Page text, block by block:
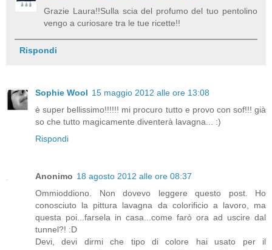
Grazie Laura!!Sulla scia del profumo del tuo pentolino
vengo a curiosare tra le tue ricette!!
Rispondi
Sophie Wool 15 maggio 2012 alle ore 13:08
è super bellissimo!!!!!! mi procuro tutto e provo con sof!!! già
so che tutto magicamente diventerà lavagna... :)
Rispondi
Anonimo 18 agosto 2012 alle ore 08:37
Ommioddiono. Non dovevo leggere questo post. Ho
conosciuto la pittura lavagna da colorificio a lavoro, ma
questa poi...farsela in casa...come farò ora ad uscire dal
tunnel?! :D
Devi, devi dirmi che tipo di colore hai usato per il